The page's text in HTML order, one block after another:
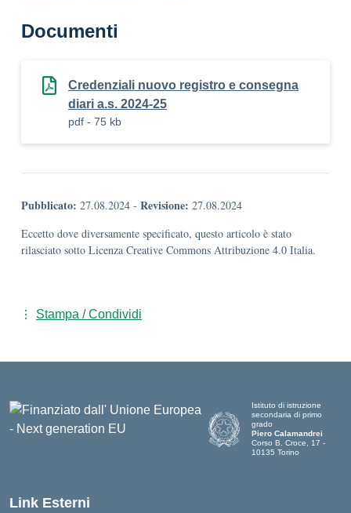
Documenti
Credenziali nuovo registro e consegna
diari a.s. 2024-25
pdf - 75 kb
Pubblicato: 27.08.2024 - Revisione: 27.08.2024
Eccetto dove diversamente specificato, questo articolo è stato
rilasciato sotto Licenza Creative Commons Attribuzione 4.0 Italia.
Stampa / Condividi
Istituto di istruzione
secondaria di primo
grado
Piero Calamandrei
Corso B. Croce, 17 -
10135 Torino
Link Esterni